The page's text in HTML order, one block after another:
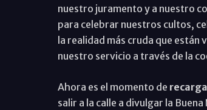
nuestro juramento y a nuestro
para celebrar nuestros cultos,
la realidad más cruda que
nuestro servicio a través de la
Ahora es el momento de
salir a la calle a divulgar la